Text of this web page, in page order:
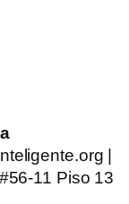
|
11 Piso 13